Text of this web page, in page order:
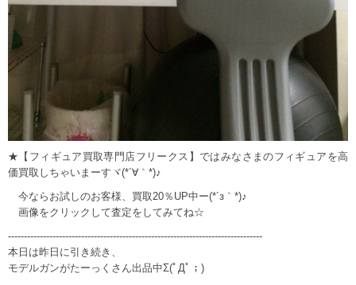
★【フィギュア買取専門店フリークス】ではみなさまのフィギュアを高
価買取しちゃいまーすヾ(*´∀｀*)♪
今ならお試しのお客様、買取20％UP中ー(*´з｀*)♪
画像をクリックして査定をしてみてね☆
--------------------------------------------------------------------------------
本日は昨日に引き続き、
モデルガンがたーっくさん出品中Σ(ﾟДﾟ；)